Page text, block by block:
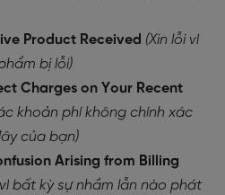
Product Received (Xin lỗi vì
bị lỗi)
Charges on Your Recent
khoản phí không chính xác
của bạn)
Arising from Billing
vì bất kỳ sự nhầm lẫn nào phát